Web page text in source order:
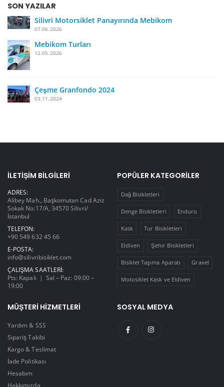
SON YAZILAR
Silivri Motorsiklet Panayırında Mebikom
07.06.2026
Mebikom Turları
12.05.2026
Çeşme Granfondo 2024
03.11.2024
İLETIŞIM BILGILERI
ADRES:
Alibey Mah., Başkomutan Cad Aziz
Sokak No:17/A, 34570 Silivri/
İstanbul
TELEFON:
+90 549 632 45 66
E-POSTA:
info@silivribisiklet.com
ÇALIŞMA SAATLERI:
Pts: Kapalı | Sal – Paz: 09:00 –
19:00
POPÜLER KATEGORILER
Dağ Bisikletleri
Denge Bisikletleri Enduro
Kask Tur Bisikletleri
Eldiven Şehir Bisikletleri
Bisiklet Taşıma Aparatı Gravel
Motosiklet Kask ve Eldiven
MÜŞTERI HIZMETLERI
Yardım & SSS
Sipariş Takibi
Kargo & Teslimat
İade Politikası
Hesabım
Hakkımızda
SOSYAL MEDYA